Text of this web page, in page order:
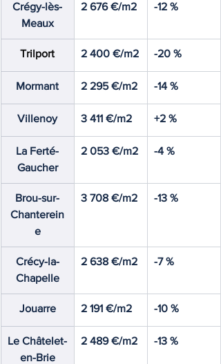
Crégy-lès-
Meaux
2 676 €/m2 -12 %
Trilport 2 400 €/m2 -20 %
Mormant 2 295 €/m2 -14 %
Villenoy 3 411 €/m2 +2 %
La Ferté-
Gaucher
2 053 €/m2 -4 %
Brou-sur-
Chanterein
e
3 708 €/m2 -13 %
Crécy-la-
Chapelle
2 638 €/m2 -7 %
Jouarre 2 191 €/m2 -10 %
Le Châtelet-
en-Brie
2 489 €/m2 -13 %